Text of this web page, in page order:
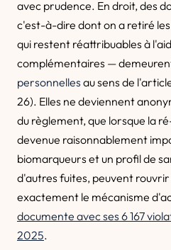
avec prudence. En droit, des
c'est-à-dire dont on a retiré
qui restent réattribuables à
complémentaires —
personnelles au sens de
26). Elles ne deviennent
du règlement, que lorsque la
devenue raisonnablement
biomarqueurs et un profil de
d'autres fuites, peuvent
exactement le mécanisme
documente avec ses 6 167
2025.